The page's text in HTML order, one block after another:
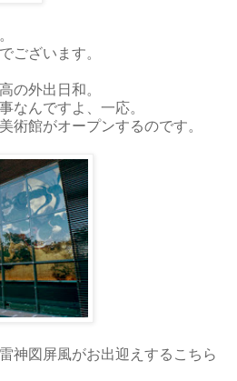
ございます。
の外出日和。
んですよ、一応。
術館がオープンするのです。
神図屏風がお出迎えするこちら